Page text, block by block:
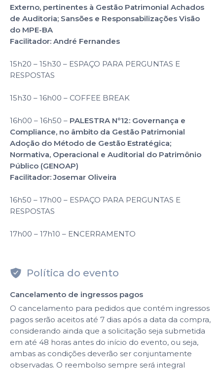
Externo, pertinentes à Gestão Patrimonial Achados
de Auditoria; Sansões e Responsabilizações Visão
do MPE-BA
Facilitador: André Fernandes
15h20 – 15h30 – ESPAÇO PARA PERGUNTAS E
RESPOSTAS
15h30 – 16h00 – COFFEE BREAK
16h00 – 16h50 – PALESTRA Nº12: Governança e
Compliance, no âmbito da Gestão Patrimonial
Adoção do Método de Gestão Estratégica;
Normativa, Operacional e Auditorial do Patrimônio
Público (GENOAP)
Facilitador: Josemar Oliveira
16h50 – 17h00 – ESPAÇO PARA PERGUNTAS E
RESPOSTAS
17h00 – 17h10 – ENCERRAMENTO
Política do evento
Cancelamento de ingressos pagos
O cancelamento para pedidos que contém ingressos
pagos serão aceitos até 7 dias após a data da compra,
considerando ainda que a solicitação seja submetida
em até 48 horas antes do início do evento, ou seja,
ambas as condições deverão ser conjuntamente
observadas. O reembolso sempre será integral